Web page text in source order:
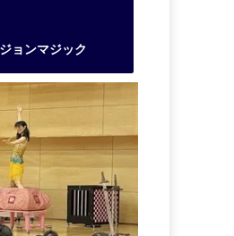
ョンマジック